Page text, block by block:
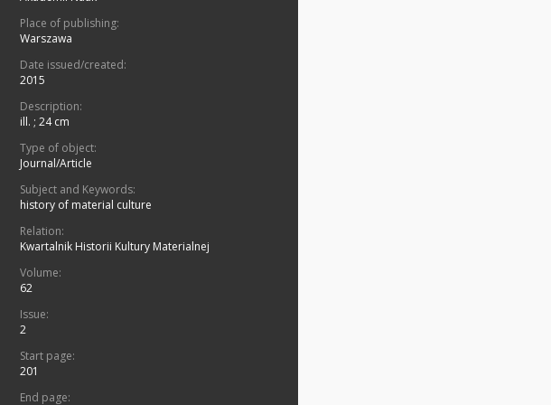
Place of publishing:
Warszawa
Date issued/created:
2015
Description:
ill. ; 24 cm
Type of object:
Journal/Article
Subject and Keywords:
history of material culture
Relation:
Kwartalnik Historii Kultury Materialnej
Volume:
62
Issue:
2
Start page:
201
End page: